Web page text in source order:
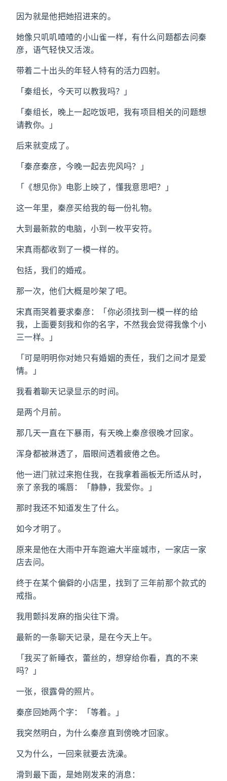
因为就是他把她招进来的。
她像只叽叽喳喳的小山雀一样，有什么问题都去问秦
彦，语气轻快又活泼。
带着二十出头的年轻人特有的活力四射。
「秦组长，今天可以教我吗？」
「秦组长，晚上一起吃饭吧，我有项目相关的问题想
请教你。」
后来就变成了。
「秦彦秦彦，今晚一起去兜风吗？」
「《想见你》电影上映了，懂我意思吧？」
这一年里，秦彦买给我的每一份礼物。
大到最新款的电脑，小到一枚平安符。
宋真雨都收到了一模一样的。
包括，我们的婚戒。
那一次，他们大概是吵架了吧。
宋真雨哭着要求秦彦：「你必须找到一模一样的给
我，上面要刻我和你的名字，不然我会觉得我像个小
三一样。」
「可是明明你对她只有婚姻的责任，我们之间才是爱
情。」
我看着聊天记录显示的时间。
是两个月前。
那几天一直在下暴雨，有天晚上秦彦很晚才回家。
浑身都被淋透了，眉眼间透着疲倦之色。
他一进门就过来抱住我，在我拿着画板无所适从时，
亲了亲我的嘴唇：「静静，我爱你。」
那时我还不知道发生了什么。
如今才明了。
原来是他在大雨中开车跑遍大半座城市，一家店一家
店去问。
终于在某个偏僻的小店里，找到了三年前那个款式的
戒指。
我用颤抖发麻的指尖往下滑。
最新的一条聊天记录，是在今天上午。
「我买了新睡衣，蕾丝的，想穿给你看，真的不来
吗？」
一张，很露骨的照片。
秦彦回她两个字：「等着。」
我突然明白，为什么秦彦直到傍晚才回家。
又为什么，一回来就要去洗澡。
滑到最下面，是她刚发来的消息：